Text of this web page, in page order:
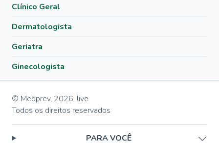
Clínico Geral
Dermatologista
Geriatra
Ginecologista
© Medprev, 2026, live
Todos os direitos reservados
PARA VOCÊ